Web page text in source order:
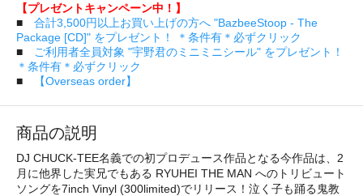
【プレゼントキャンペーン中！】
■ 合計3,500円以上お買い上げの方へ "BazbeeStoop - The
Package [CD]" をプレゼント！ ＊条件有＊必ずクリック
■
ご利用者全員対象 "宇野君のミニミニシール" をプレゼント！
＊条件有＊必ずクリック
■
【Overseas order】
商品の説明
DJ CHUCK-TEE名義での初プロデュース作品となる今作品は、2
月に他界した実兄でもある RYUHEI THE MAN へのトリビュート
ソングを7inch Vinyl (300limited)でリリース！泣く子も踊る鬼教